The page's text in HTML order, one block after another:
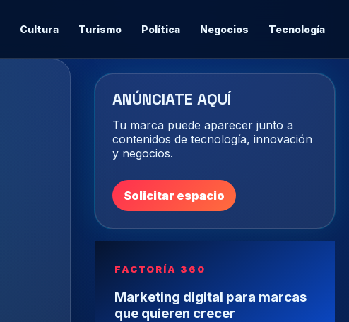
Cultura Turismo Política Negocios Tecnología
ANÚNCIATE AQUÍ
Tu marca puede aparecer junto a
contenidos de tecnología, innovación
y negocios.
Solicitar espacio
FACTORÍA 360
Marketing digital para marcas
que quieren crecer